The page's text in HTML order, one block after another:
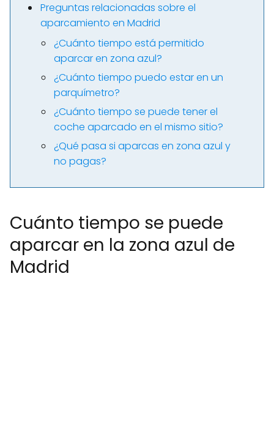
Preguntas relacionadas sobre el
aparcamiento en Madrid
¿Cuánto tiempo está permitido
aparcar en zona azul?
¿Cuánto tiempo puedo estar en un
parquímetro?
¿Cuánto tiempo se puede tener el
coche aparcado en el mismo sitio?
¿Qué pasa si aparcas en zona azul y
no pagas?
Cuánto tiempo se puede
aparcar en la zona azul de
Madrid